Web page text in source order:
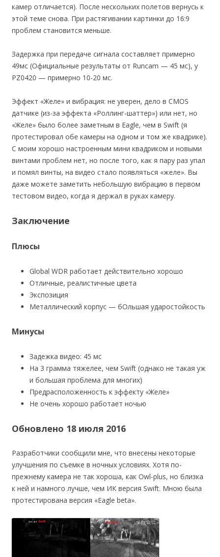
камер отличается). После нескольких полетов вернусь к
этой теме снова. При растягивании картинки до 16:9
проблем становится меньше.
Задержка при передаче сигнала составляет примерно
49мс (Официальные результаты от Runcam — 45 мс), у
PZ0420 — примерно 10-20 мс.
Эффект «Желе» и вибрация: не уверен, дело в CMOS
датчике (из-за эффекта «Роллинг-шаттер») или нет, но
«Желе» было более заметным в Eagle, чем в Swift (я
протестировал обе камеры на одном и том же квадрике).
С моим хорошо настроенным мини квадриком и новыми
винтами проблем нет, но после того, как я пару раз упал
и помял винты, на видео стало появляться «желе». Вы
даже можете заметить небольшую вибрацию в первом
тестовом видео, когда я держал в руках камеру.
Заключение
Плюсы
Global WDR работает действительно хорошо
Отличные, реалистичные цвета
Экспозиция
Металлический корпус — бОльшая ударостойкость
Минусы
Задежка видео: 45 мс
На 3 грамма тяжелее, чем Swift (однако не такая уж
и большая проблема для многих)
Предрасположенность к эффекту «Желе»
Не очень хорошо работает ночью
Обновлено 18 июля 2016
Разработчики сообщили мне, что внесены некоторые
улучшения по съемке в ночных условиях. Хотя по-
прежнему камера не так хороша, как Owl-plus, но близка
к ней и намного лучше, чем ИК версия Swift. Мною была
протестирована версия «Eagle beta».